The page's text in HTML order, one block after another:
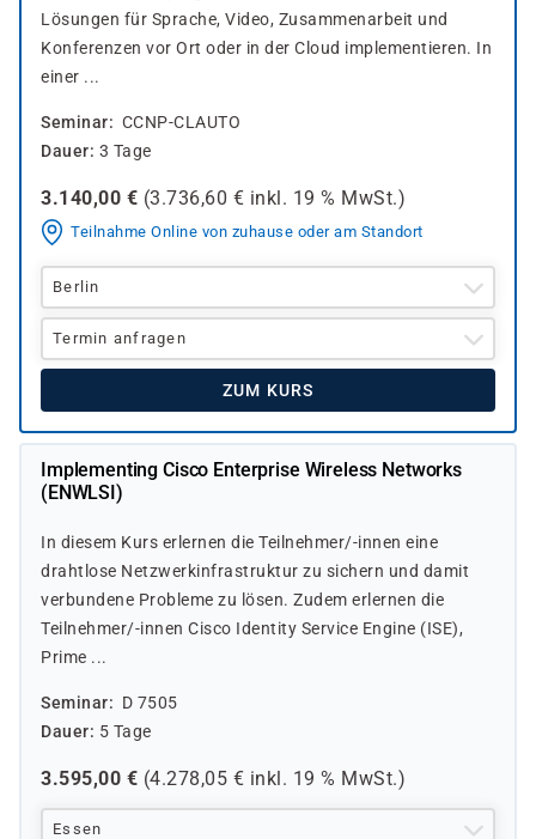
Lösungen für Sprache, Video, Zusammenarbeit und
Konferenzen vor Ort oder in der Cloud implementieren. In
einer ...
Seminar
CCNP-CLAUTO
Dauer 3 Tage
3.140,00 € (3.736,60 € inkl. 19 % MwSt.)
Teilnahme Online von zuhause oder am Standort
Berlin
Termin anfragen
ZUM KURS
Implementing Cisco Enterprise Wireless Networks
(ENWLSI)
In diesem Kurs erlernen die Teilnehmer/-innen eine
drahtlose Netzwerkinfrastruktur zu sichern und damit
verbundene Probleme zu lösen. Zudem erlernen die
Teilnehmer/-innen Cisco Identity Service Engine (ISE),
Prime ...
Seminar
D 7505
Dauer
5 Tage
3.595,00 € (4.278,05 € inkl. 19 % MwSt.)
Essen